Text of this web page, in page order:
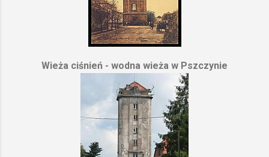
Wieża ciśnień - wodna wieża w Pszczynie